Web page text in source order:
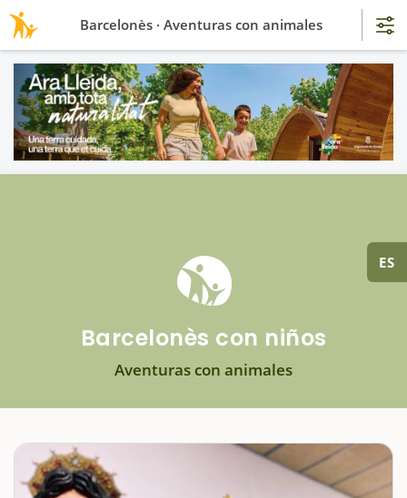
ES
Barcelonès con niños
Aventuras con animales
Barcelonès · Aventuras con animales